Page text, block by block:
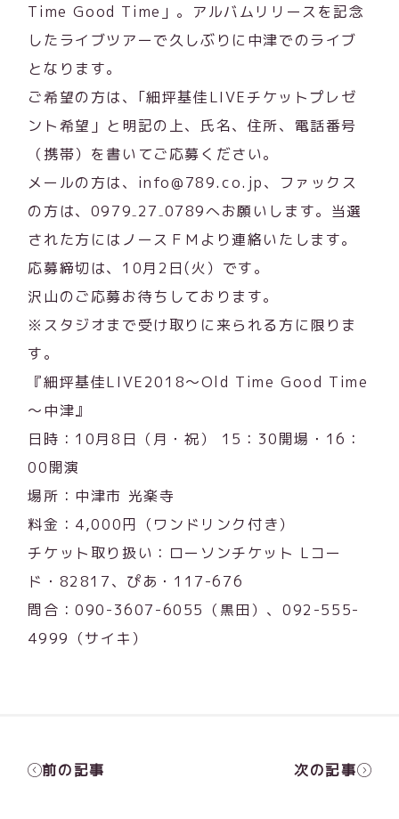
Time Good Time」。アルバムリリースを記念
したライブツアーで久しぶりに中津でのライブ
となります。
ご希望の方は、｢細坪基佳LIVEチケットプレゼ
ント希望」と明記の上、氏名、住所、電話番号
（携帯）を書いてご応募ください。
メールの方は、info@789.co.jp、ファックス
の方は、0979₋27₋0789へお願いします。当選
された方にはノースＦＭより連絡いたします。
応募締切は、10月2日(火）です。
沢山のご応募お待ちしております。
※スタジオまで受け取りに来られる方に限りま
す。
『細坪基佳LIVE2018～Old Time Good Time
～中津』
日時：10月8日（月・祝） 15：30開場・16：
00開演
場所：中津市 光楽寺
料金：4,000円（ワンドリンク付き）
チケット取り扱い：ローソンチケット Lコー
ド・82817、ぴあ・117-676
問合：090-3607-6055（黒田）、092-555-
4999（サイキ）
前の記事 次の記事